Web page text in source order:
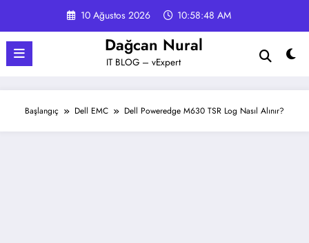
10 Ağustos 2026 10:58:49 AM
Dağcan Nural
IT BLOG – vExpert
Başlangıç Dell EMC Dell Poweredge M630 TSR Log Nasıl Alınır?